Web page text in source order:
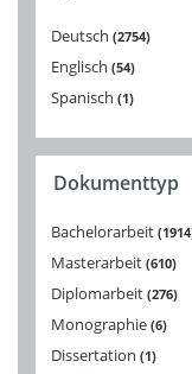
Deutsch 2754
Englisch 54
Spanisch 1
Dokumenttyp
Bachelorarbeit 1914
Masterarbeit 610
Diplomarbeit 276
Monographie 6
Dissertation 1